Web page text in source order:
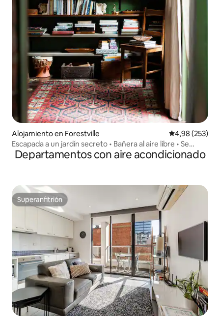
Alojamiento en Forestville Calificación
4,98 (253)
Escapada a un jardín secreto • Bañera al aire libre • Se
admiten mascotas
Departamentos con aire acondicionado
Superanfitrión
Superanfitrión